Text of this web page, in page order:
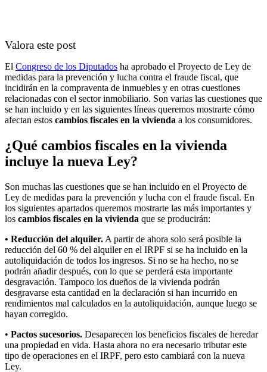
Valora este post
El Congreso de los Diputados ha aprobado el Proyecto de Ley de
medidas para la prevención y lucha contra el fraude fiscal, que
incidirán en la compraventa de inmuebles y en otras cuestiones
relacionadas con el sector inmobiliario. Son varias las cuestiones que
se han incluido y en las siguientes líneas queremos mostrarte cómo
afectan estos cambios fiscales en la vivienda a los consumidores.
¿Qué cambios fiscales en la vivienda
incluye la nueva Ley?
Son muchas las cuestiones que se han incluido en el Proyecto de
Ley de medidas para la prevención y lucha con el fraude fiscal. En
los siguientes apartados queremos mostrarte las más importantes y
los cambios fiscales en la vivienda que se producirán:
• Reducción del alquiler. A partir de ahora solo será posible la
reducción del 60 % del alquiler en el IRPF si se ha incluido en la
autoliquidación de todos los ingresos. Si no se ha hecho, no se
podrán añadir después, con lo que se perderá esta importante
desgravación. Tampoco los dueños de la vivienda podrán
desgravarse esta cantidad en la declaración si han incurrido en
rendimientos mal calculados en la autoliquidación, aunque luego se
hayan corregido.
• Pactos sucesorios. Desaparecen los beneficios fiscales de heredar
una propiedad en vida. Hasta ahora no era necesario tributar este
tipo de operaciones en el IRPF, pero esto cambiará con la nueva
Ley.